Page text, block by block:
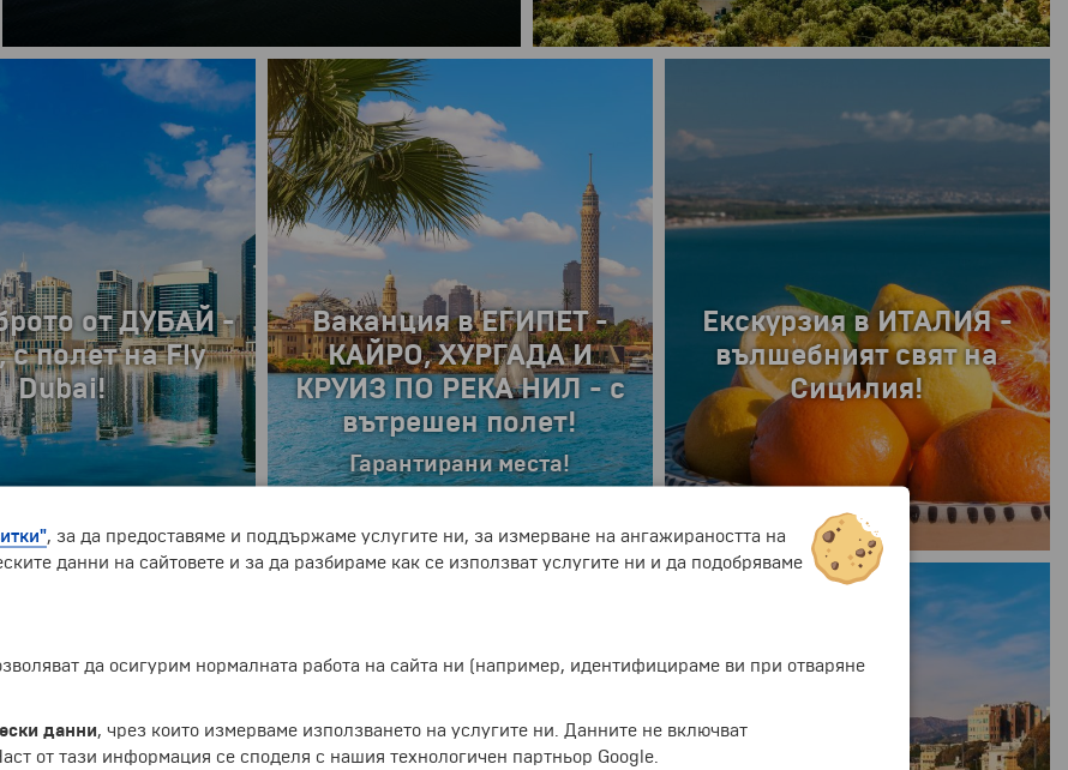
6248.88 лв.
от ДУБАЙ -
с полет на Fly
Dubai!
Почивка в ИСПАНИЯ -
МУРСИЯ, ЛА МАНГА ДЕЛ
МАР МЕНОР
Класическа Испания -
със самолет, на
български език!
, за да предоставяме и поддържаме услугите ни, за измерване на ангажираността на
данни на сайтовете и за да разбираме как се използват услугите ни и да подобряваме
да осигурим нормалната работа на сайта ни (например, идентифицираме ви при отваряне
данни, чрез които измерваме използването на услугите ни. Данните не включват
от тази информация се споделя с нашия технологичен партньор Google.